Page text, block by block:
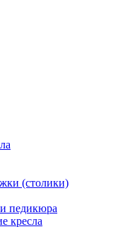
(столики)
педикюра
кресла